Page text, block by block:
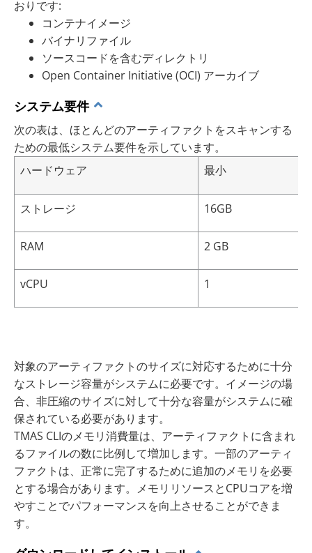
おりです:
コンテナイメージ
バイナリファイル
ソースコードを含むディレクトリ
Open Container Initiative (OCI) アーカイブ
システム要件
次の表は、ほとんどのアーティファクトをスキャンする
ための最低システム要件を示しています。
ハードウェア 最小
ストレージ 16GB
RAM 2 GB
vCPU 1
対象のアーティファクトのサイズに対応するために十分
なストレージ容量がシステムに必要です。イメージの場
合、非圧縮のサイズに対して十分な容量がシステムに確
保されている必要があります。
TMAS CLIのメモリ消費量は、アーティファクトに含まれ
るファイルの数に比例して増加します。一部のアーティ
ファクトは、正常に完了するために追加のメモリを必要
とする場合があります。メモリリソースとCPUコアを増
やすことでパフォーマンスを向上させることができま
す。